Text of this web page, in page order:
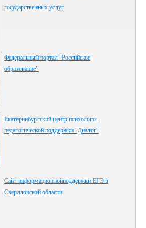
государственных услуг
Федеральный портал "Российское
образование"
Екатеринбургский центр психолого-
педагогической поддержки "Диалог"
Сайт информационнойподдержки ЕГЭ в
Свердловской области